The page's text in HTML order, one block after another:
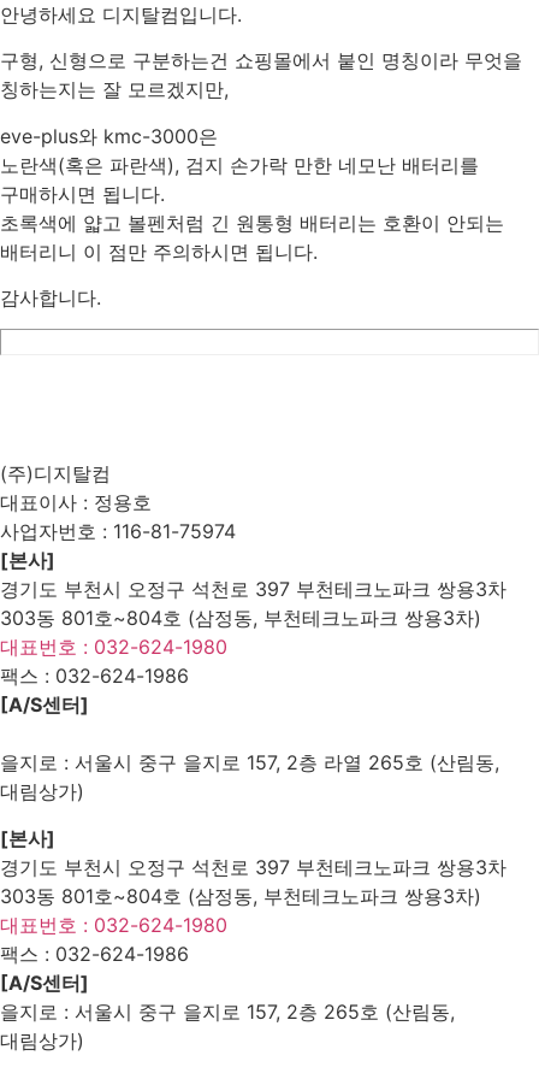
안녕하세요 디지탈컴입니다.
구형, 신형으로 구분하는건 쇼핑몰에서 붙인 명칭이라 무엇을
칭하는지는 잘 모르겠지만,
eve-plus와 kmc-3000은
노란색(혹은 파란색), 검지 손가락 만한 네모난 배터리를
구매하시면 됩니다.
초록색에 얇고 볼펜처럼 긴 원통형 배터리는 호환이 안되는
배터리니 이 점만 주의하시면 됩니다.
감사합니다.
(주)디지탈컴
대표이사 : 정용호
사업자번호 : 116-81-75974
[본사]
경기도 부천시 오정구 석천로 397 부천테크노파크 쌍용3차
303동 801호~804호 (삼정동, 부천테크노파크 쌍용3차)
대표번호 : 032-624-1980
팩스 : 032-624-1986
[A/S센터]
을지로 : 서울시 중구 을지로 157, 2층 라열 265호 (산림동,
대림상가)
[본사]
경기도 부천시 오정구 석천로 397 부천테크노파크 쌍용3차
303동 801호~804호 (삼정동, 부천테크노파크 쌍용3차)
대표번호 : 032-624-1980
팩스 : 032-624-1986
[A/S센터]
을지로 : 서울시 중구 을지로 157, 2층 265호 (산림동,
대림상가)